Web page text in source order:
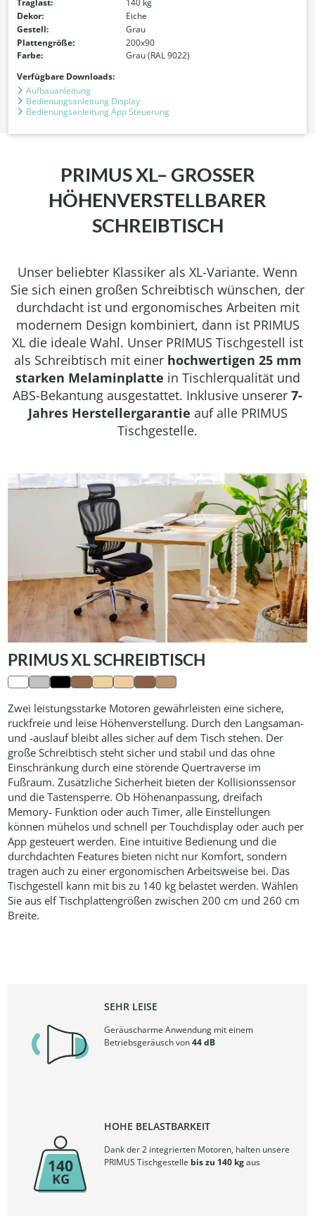
Traglast:
140 kg
Dekor:
Eiche
Gestell:
Grau
Plattengröße:
200x90
Farbe:
Grau (RAL 9022)
Verfügbare Downloads:
Aufbauanleitung
Bedienungsanleitung Display
Bedienungsanleitung App Steuerung
PRIMUS XL– GROSSER
HÖHENVERSTELLBARER
SCHREIBTISCH
Unser beliebter Klassiker als XL-Variante. Wenn
Sie sich einen großen Schreibtisch wünschen, der
durchdacht ist und ergonomisches Arbeiten mit
modernem Design kombiniert, dann ist PRIMUS
XL die ideale Wahl. Unser PRIMUS Tischgestell ist
als Schreibtisch mit einer hochwertigen 25 mm
starken Melaminplatte in Tischlerqualität und
ABS-Bekantung ausgestattet. Inklusive unserer 7-
Jahres Herstellergarantie auf alle PRIMUS
Tischgestelle.
PRIMUS XL SCHREIBTISCH
Zwei leistungsstarke Motoren gewährleisten eine sichere,
ruckfreie und leise Höhenverstellung. Durch den Langsaman-
und -auslauf bleibt alles sicher auf dem Tisch stehen. Der
große Schreibtisch steht sicher und stabil und das ohne
Einschränkung durch eine störende Quertraverse im
Fußraum. Zusätzliche Sicherheit bieten der Kollisionssensor
und die Tastensperre. Ob Höhenanpassung, dreifach
Memory- Funktion oder auch Timer, alle Einstellungen
können mühelos und schnell per Touchdisplay oder auch per
App gesteuert werden. Eine intuitive Bedienung und die
durchdachten Features bieten nicht nur Komfort, sondern
tragen auch zu einer ergonomischen Arbeitsweise bei. Das
Tischgestell kann mit bis zu 140 kg belastet werden. Wählen
Sie aus elf Tischplattengrößen zwischen 200 cm und 260 cm
Breite.
SEHR LEISE
Geräuscharme Anwendung mit einem
Betriebsgeräusch von44 dB
HOHE BELASTBARKEIT
Dank der 2 integrierten Motoren, halten unsere
PRIMUS Tischgestelle bis zu 140 kgaus